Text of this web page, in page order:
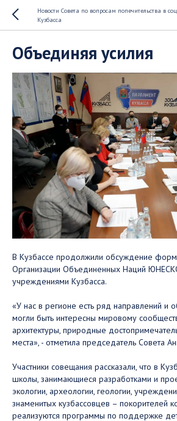
Новости Совета по вопросам попечительства в
Кузбасса
Объединяя усилия
В Кузбассе продолжили обсуждение форм
Организации Объединенных Наций
учреждениями Кузбасса.
«У нас в регионе есть ряд направлений и
могли быть интересны мировому
архитектуры, природные
места», - отметила председатель Совета
Участники совещания рассказали, что в
школы, занимающиеся разработками и
экологии, археологии, геологии,
знаменитых кузбассовцев – покорителей
реализуются программы по поддержке